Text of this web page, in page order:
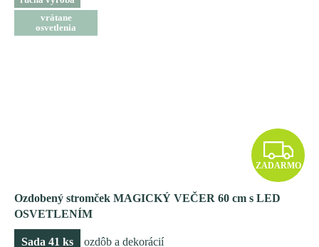
vrátane
osvetlenia
Z
A
ZADARMO
Ozdobený stromček MAGICKÝ VEČER 60 cm s LED
OSVETLENÍM
Sada 41 ks ozdôb a dekorácií